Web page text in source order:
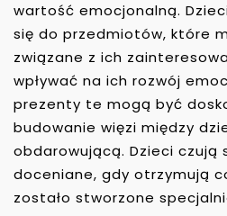
wartość emocjonalną.
się do przedmiotów, które
związane z ich
wpływać na ich rozwój
prezenty te mogą być
budowanie więzi między
obdarowującą. Dzieci czują
doceniane, gdy otrzymują
zostało stworzone